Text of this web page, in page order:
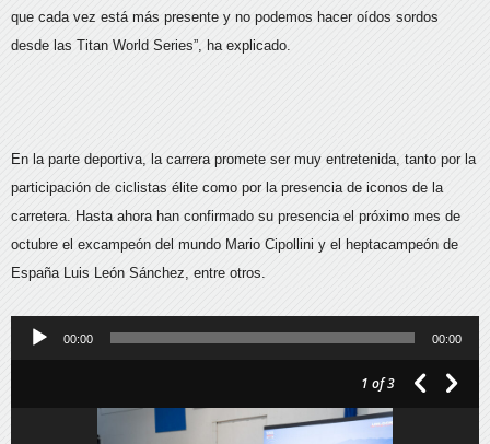
que cada vez está más presente y no podemos hacer oídos sordos
desde las Titan World Series”, ha explicado.
En la parte deportiva, la carrera promete ser muy entretenida, tanto por la
participación de ciclistas élite como por la presencia de iconos de la
carretera. Hasta ahora han confirmado su presencia el próximo mes de
octubre el excampeón del mundo Mario Cipollini y el heptacampeón de
España Luis León Sánchez, entre otros.
Reproductor
00:00 00:00
1 of 3